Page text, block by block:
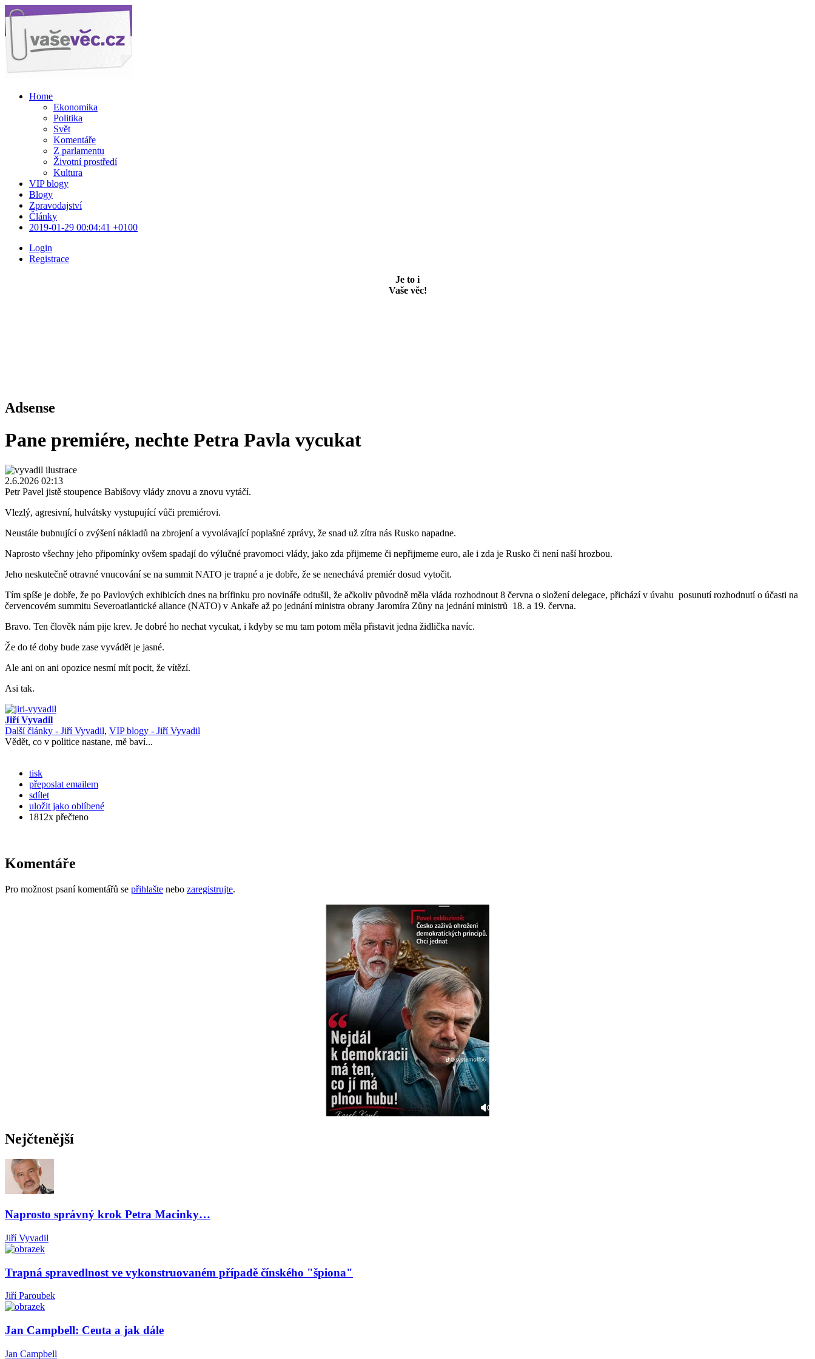
Home
Ekonomika
Politika
Svět
Komentáře
Z parlamentu
Životní prostředí
Kultura
VIP blogy
Blogy
Zpravodajství
Články
2019-01-29 00:04:41 +0100
Login
Registrace
Je to i
Vaše věc!
Adsense
Pane premiére, nechte Petra Pavla vycukat
2.6.2026 02:13
Petr Pavel jistě stoupence Babišovy vlády znovu a znovu vytáčí.
Vlezlý, agresivní, hulvátsky vystupující vůči premiérovi.
Neustále bubnující o zvýšení nákladů na zbrojení a vyvolávající poplašné zprávy, že snad už zítra nás Rusko napadne.
Naprosto všechny jeho připomínky ovšem spadají do výlučné pravomoci vlády, jako zda přijmeme či nepřijmeme euro, ale i zda je Rusko či není naší hrozbou.
Jeho neskutečně otravné vnucování se na summit NATO je trapné a je dobře, že se nenechává premiér dosud vytočit.
Tím spíše je dobře, že po Pavlových exhibicích dnes na brífinku pro novináře odtušil, že ačkoliv původně měla vláda rozhodnout 8 června o složení delegace, přichází v úvahu posunutí rozhodnutí o účasti na
červencovém summitu Severoatlantické aliance (NATO) v Ankaře až po jednání ministra obrany Jaromíra Zůny na jednání ministrů 18. a 19. června.
Bravo. Ten člověk nám pije krev. Je dobré ho nechat vycukat, i kdyby se mu tam potom měla přistavit jedna židlička navíc.
Že do té doby bude zase vyvádět je jasné.
Ale ani on ani opozice nesmí mít pocit, že vítězí.
Asi tak.
Jiří Vyvadil
Další články - Jiří Vyvadil, VIP blogy - Jiří Vyvadil
Vědět, co v politice nastane, mě baví...
tisk
přeposlat emailem
sdílet
uložit jako oblíbené
1812x přečteno
Komentáře
Pro možnost psaní komentářů se přihlašte nebo zaregistrujte.
Nejčtenější
Naprosto správný krok Petra Macinky…
Jiří Vyvadil
Trapná spravedlnost ve vykonstruovaném případě čínského "špiona"
Jiří Paroubek
Jan Campbell: Ceuta a jak dále
Jan Campbell